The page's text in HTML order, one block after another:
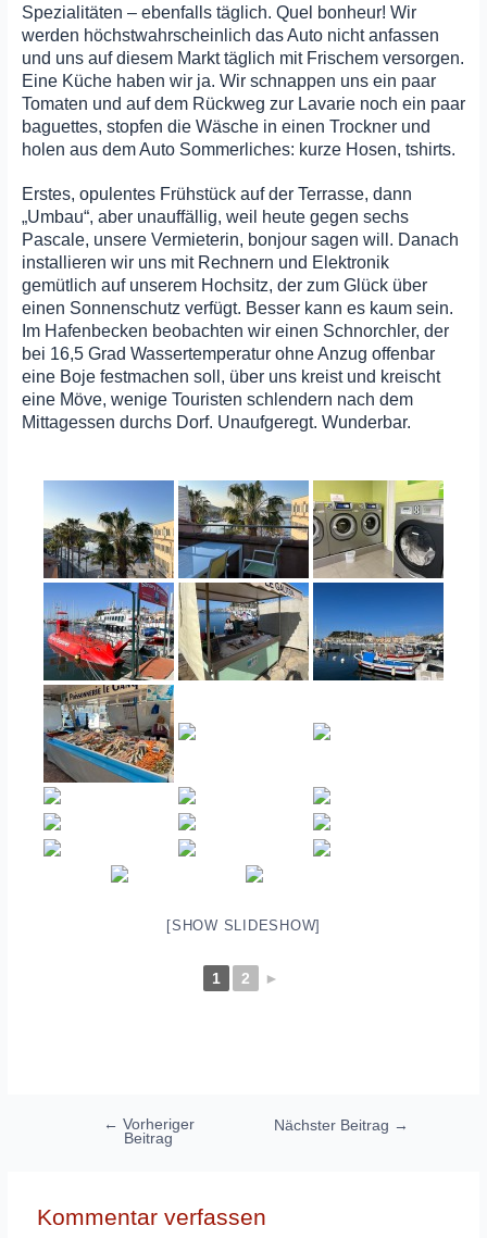
Spezialitäten – ebenfalls täglich. Quel bonheur! Wir
werden höchstwahrscheinlich das Auto nicht anfassen
und uns auf diesem Markt täglich mit Frischem versorgen.
Eine Küche haben wir ja. Wir schnappen uns ein paar
Tomaten und auf dem Rückweg zur Lavarie noch ein paar
baguettes, stopfen die Wäsche in einen Trockner und
holen aus dem Auto Sommerliches: kurze Hosen, tshirts.
Erstes, opulentes Frühstück auf der Terrasse, dann
„Umbau“, aber unauffällig, weil heute gegen sechs
Pascale, unsere Vermieterin, bonjour sagen will. Danach
installieren wir uns mit Rechnern und Elektronik
gemütlich auf unserem Hochsitz, der zum Glück über
einen Sonnenschutz verfügt. Besser kann es kaum sein.
Im Hafenbecken beobachten wir einen Schnorchler, der
bei 16,5 Grad Wassertemperatur ohne Anzug offenbar
eine Boje festmachen soll, über uns kreist und kreischt
eine Möve, wenige Touristen schlendern nach dem
Mittagessen durchs Dorf. Unaufgeregt. Wunderbar.
[SHOW SLIDESHOW]
1 2 ►
Beitragsnavigation
← Vorheriger
Beitrag
Nächster Beitrag →
Kommentar verfassen